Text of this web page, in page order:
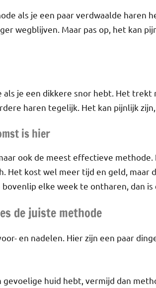
als je een paar verdwaalde haren
wegblijven. Maar pas op, het kan
als je een dikkere snor hebt. Het
haren tegelijk. Het kan pijnlijk
is hier
ook de meest effectieve
Het kost wel meer tijd en geld, maar
elke week te ontharen, dan
de juiste methode
en nadelen. Hier zijn een paar
gevoelige huid hebt, vermijd dan